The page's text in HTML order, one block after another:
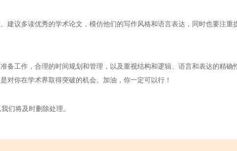
建议多读优秀的学术论文，模仿他们的写作风格和语言表达，同时也要注
备工作，合理的时间规划和管理，以及重视结构和逻辑、语言和表达的精
对你在学术界取得突破的机会。加油，你一定可以行！
们将及时删除处理。